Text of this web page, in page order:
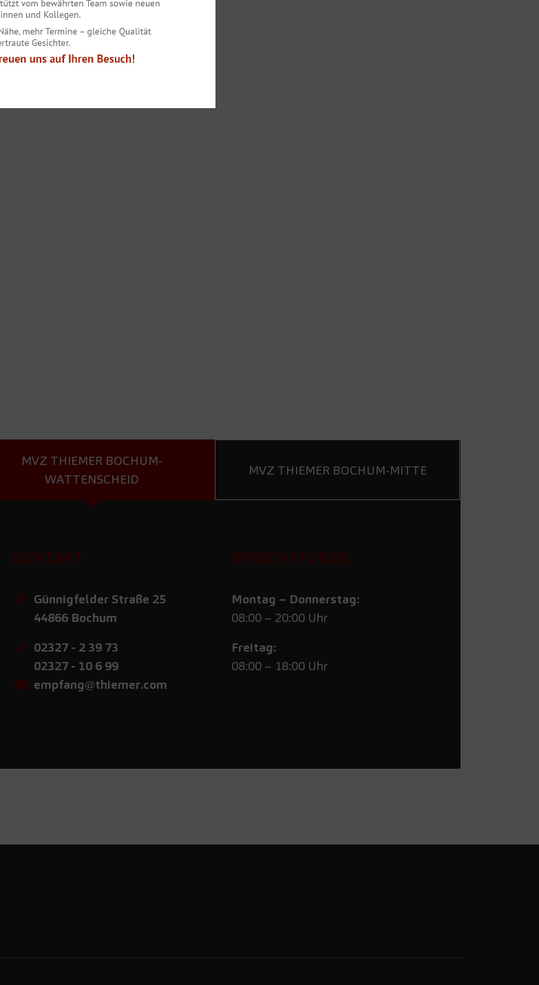
Idee.
MVZ THIEMER BOCHUM-
WATTENSCHEID
MVZ THIEMER BOCHUM-MITTE
KONTAKT
Günnigfelder Straße 25
44866 Bochum
02327 - 2 39 73
02327 - 10 6 99
empfang@thiemer.com
SPRECHSTUNDE
Montag – Donnerstag:
08:00 – 20:00 Uhr
Freitag:
08:00 – 18:00 Uhr